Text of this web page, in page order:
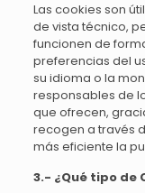
Las cookies son
de vista técnico,
funcionen de
preferencias del
su idioma o la
responsables de
que ofrecen,
recogen a través
más eficiente la
3.- ¿Qué tipo de